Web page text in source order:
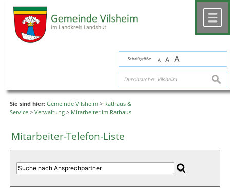
Schriftgröße A A A
Sie sind hier: Gemeinde Vilsheim > Rathaus &
Service > Verwaltung > Mitarbeiter im Rathaus
Mitarbeiter-Telefon-Liste